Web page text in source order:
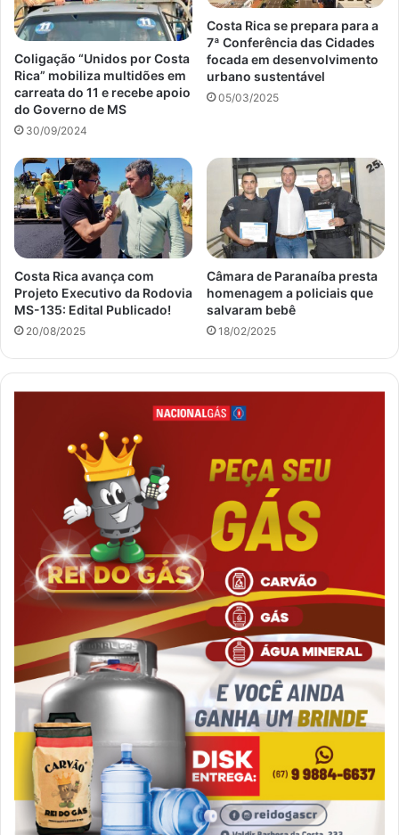
Coligação “Unidos por Costa
Rica” mobiliza multidões em
carreata do 11 e recebe apoio
do Governo de MS
30/09/2024
Costa Rica se prepara para a
7ª Conferência das Cidades
focada em desenvolvimento
urbano sustentável
05/03/2025
Costa Rica avança com
Projeto Executivo da Rodovia
MS-135: Edital Publicado!
20/08/2025
Câmara de Paranaíba presta
homenagem a policiais que
salvaram bebê
18/02/2025